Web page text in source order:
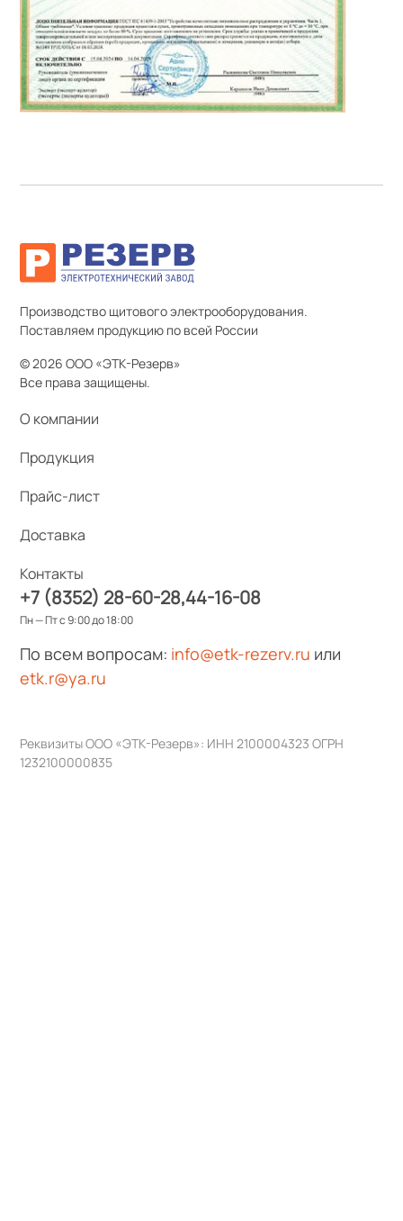
Производство щитового электрооборудования.
Поставляем продукцию по всей России
© 2026 ООО «ЭТК-Резерв»
Все права защищены.
О компании
Продукция
Прайс-лист
Доставка
Контакты
+7 (8352) 28-60-28 44-16-08
Пн — Пт с 9:00 до 18:00
По всем вопросам: info@etk-rezerv.ru или
etk.r@ya.ru
Реквизиты ООО «ЭТК-Резерв»: ИНН 2100004323 ОГРН
1232100000835